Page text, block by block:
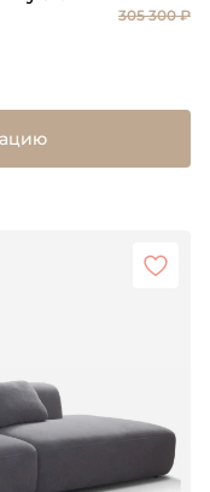
305 300 ₽